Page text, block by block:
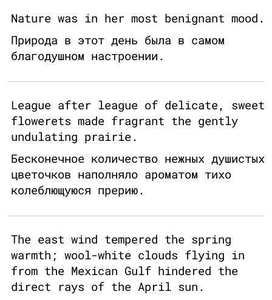
Nature was in her most benignant mood.
Природа в этот день была в самом
благодушном настроении.
League after league of delicate, sweet
flowerets made fragrant the gently
undulating prairie.
Бесконечное количество нежных душистых
цветочков наполняло ароматом тихо
колеблющуюся прерию.
The east wind tempered the spring
warmth; wool-white clouds flying in
from the Mexican Gulf hindered the
direct rays of the April sun.